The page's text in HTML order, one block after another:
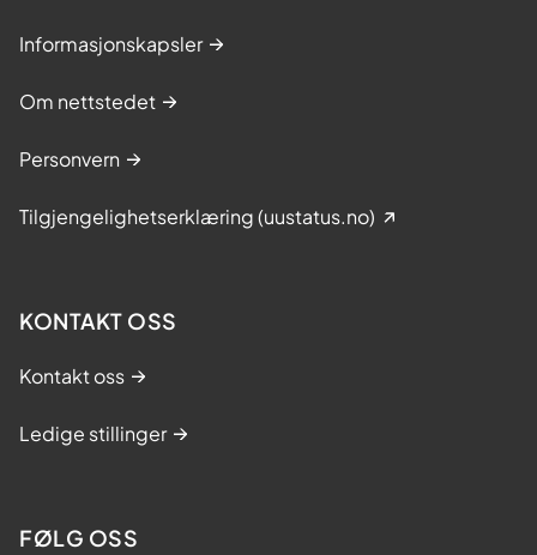
Informasjonskapsler
Om nettstedet
Personvern
Tilgjengelighetserklæring (uustatus.no)
KONTAKT OSS
Kontakt oss
Ledige stillinger
FØLG OSS